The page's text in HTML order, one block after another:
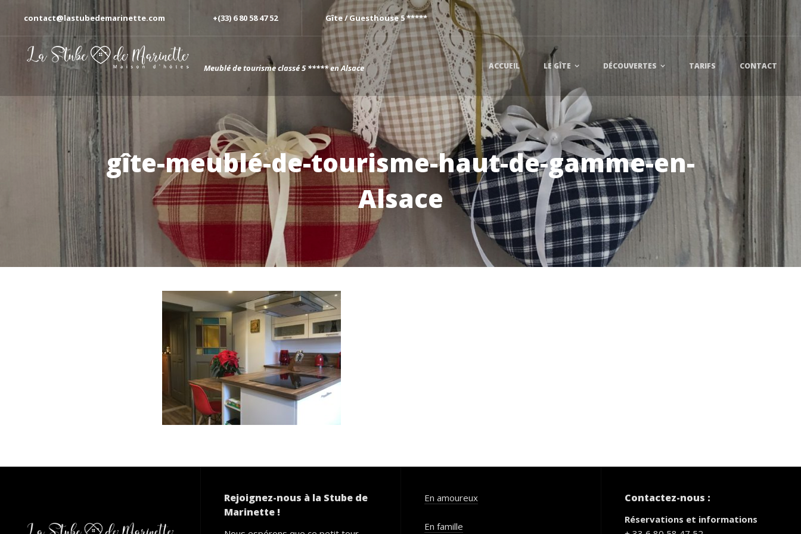
contact@lastubedemarinette.com +(33) 6 80 58 47 52 Gîte / Guesthouse 5 *****
Meublé de tourisme classé 5 ***** en Alsace ACCUEIL LE GÎTE DÉCOUVERTES TARIFS CONTACT
gîte-meublé-de-tourisme-haut-de-gamme-en-
Alsace
Rejoignez-nous à la Stube de
Marinette !
En amoureux
En famille
Contactez-nous :
Réservations et informations